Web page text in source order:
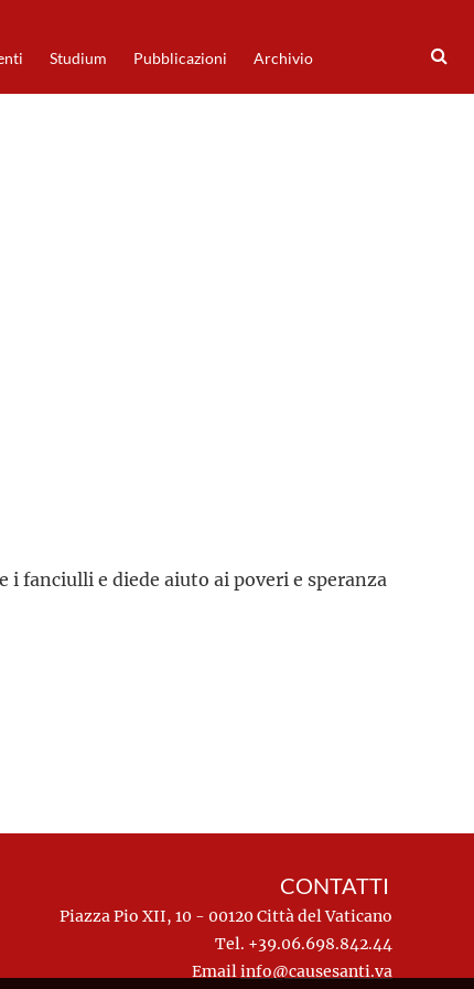
Studium Pubblicazioni Archivio
fanciulli e diede aiuto ai poveri e speranza
CONTATTI
Piazza Pio XII, 10 - 00120 Città del Vaticano
Tel. +39.06.698.842.44
Emailinfo@causesanti.va